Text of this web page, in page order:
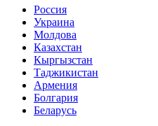
Россия
Украина
Молдова
Казахстан
Кыргызстан
Таджикистан
Армения
Болгария
Беларусь